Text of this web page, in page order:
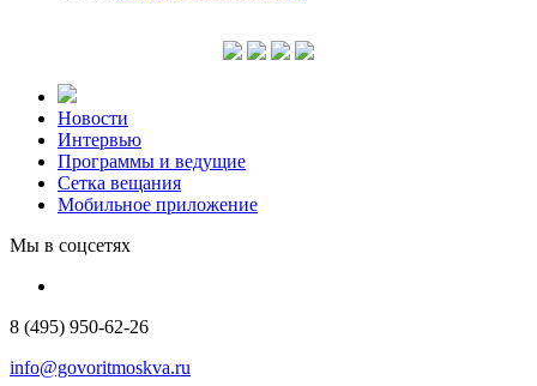
Новости
Интервью
Программы и ведущие
Сетка вещания
Мобильное приложение
Мы в соцсетях
8 (495) 950-62-26
info@govoritmoskva.ru